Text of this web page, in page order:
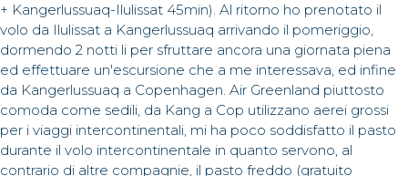
+ Kangerlussuaq-Ilulissat 45min). Al ritorno ho prenotato il
volo da Ilulissat a Kangerlussuaq arrivando il pomeriggio,
dormendo 2 notti li per sfruttare ancora una giornata piena
ed effettuare un'escursione che a me interessava, ed infine
da Kangerlussuaq a Copenhagen. Air Greenland piuttosto
comoda come sedili, da Kang a Cop utilizzano aerei grossi
per i viaggi intercontinentali, mi ha poco soddisfatto il pasto
durante il volo intercontinentale in quanto servono, al
contrario di altre compagnie, il pasto freddo (gratuito